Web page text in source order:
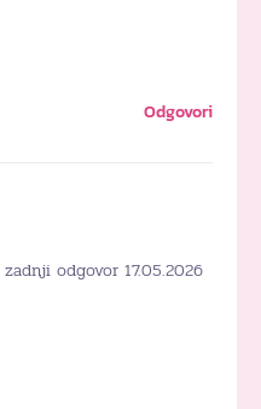
Odgovori
zadnji odgovor 17.05.2026